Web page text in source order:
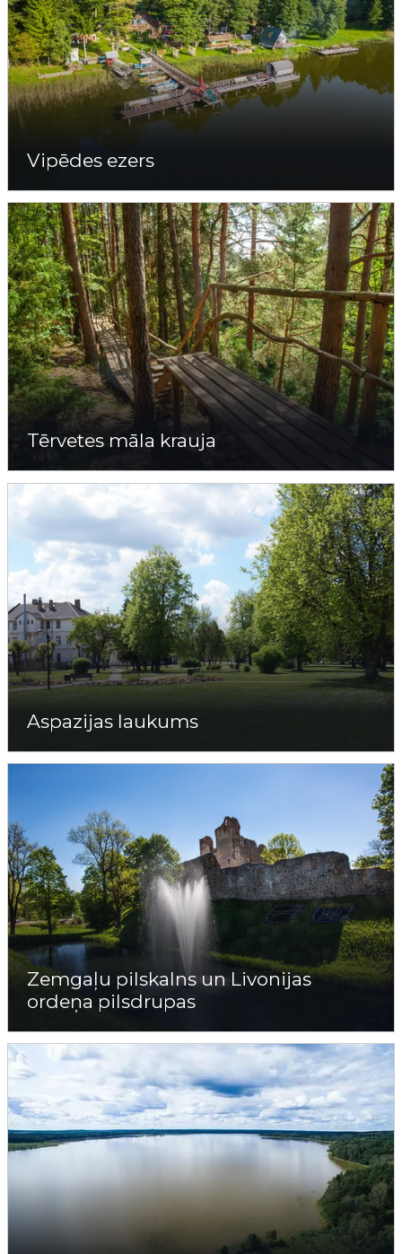
Vipēdes ezers
Tērvetes māla krauja
Aspazijas laukums
Zemgaļu pilskalns un Livonijas
ordeņa pilsdrupas